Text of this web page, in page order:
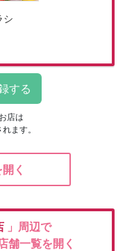
シ
店は
ます。
く
」周辺で
舗一覧を開く